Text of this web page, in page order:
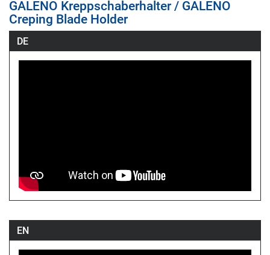
GALENO Kreppschaberhalter / GALENO
Creping Blade Holder
DE
EN